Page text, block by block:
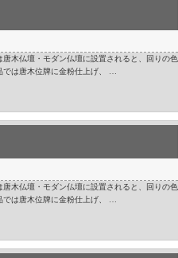
木仏壇・モダン仏壇に設置されると、回りの色
は唐木位牌に金粉仕上げ、 …
木仏壇・モダン仏壇に設置されると、回りの色
は唐木位牌に金粉仕上げ、 …